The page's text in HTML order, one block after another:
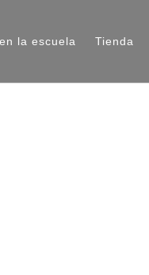
la escuela Tienda